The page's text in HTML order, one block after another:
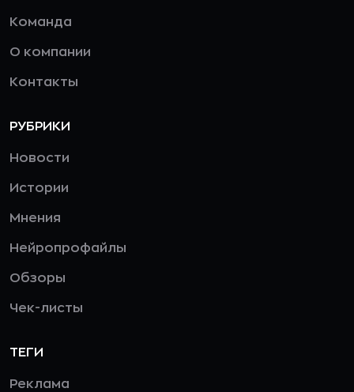
Команда
О компании
Контакты
РУБРИКИ
Новости
Истории
Мнения
Нейропрофайлы
Обзоры
Чек-листы
ТЕГИ
Реклама